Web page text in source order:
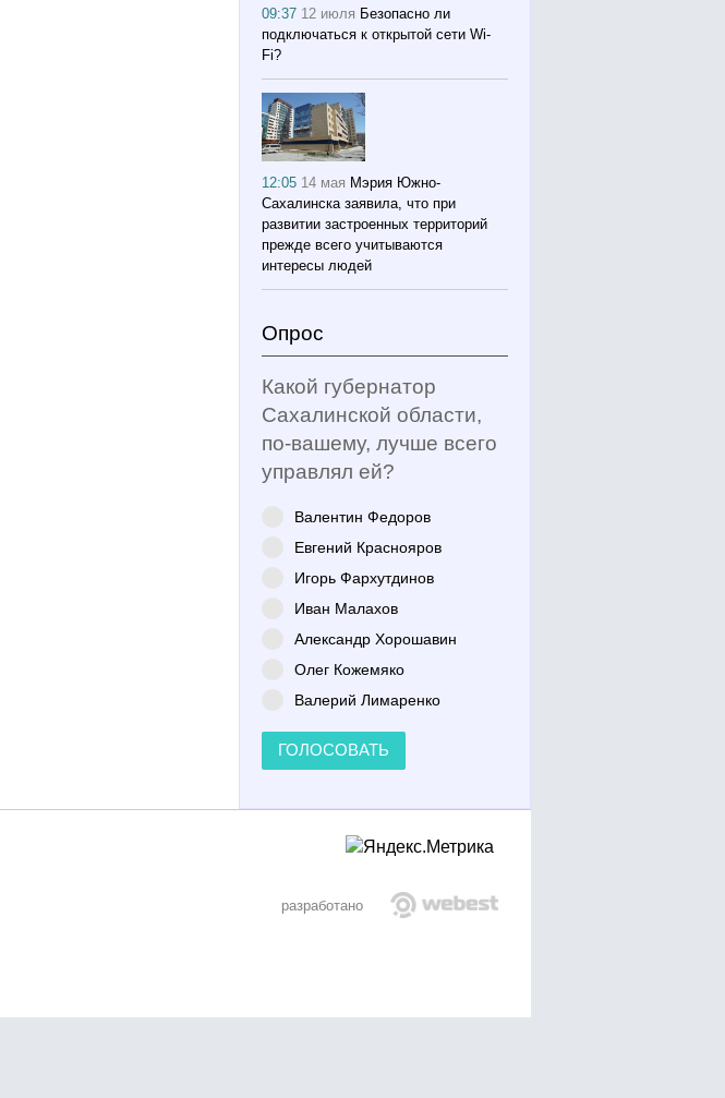
09:37 12 июля Безопасно ли
подключаться к открытой сети Wi-
Fi?
12:05 14 мая Мэрия Южно-
Сахалинска заявила, что при
развитии застроенных территорий
прежде всего учитываются
интересы людей
Опрос
Какой губернатор
Сахалинской области,
по-вашему, лучше всего
управлял ей?
Валентин Федоров
Евгений Краснояров
Игорь Фархутдинов
Иван Малахов
Александр Хорошавин
Олег Кожемяко
Валерий Лимаренко
ГОЛОСОВАТЬ
разработано